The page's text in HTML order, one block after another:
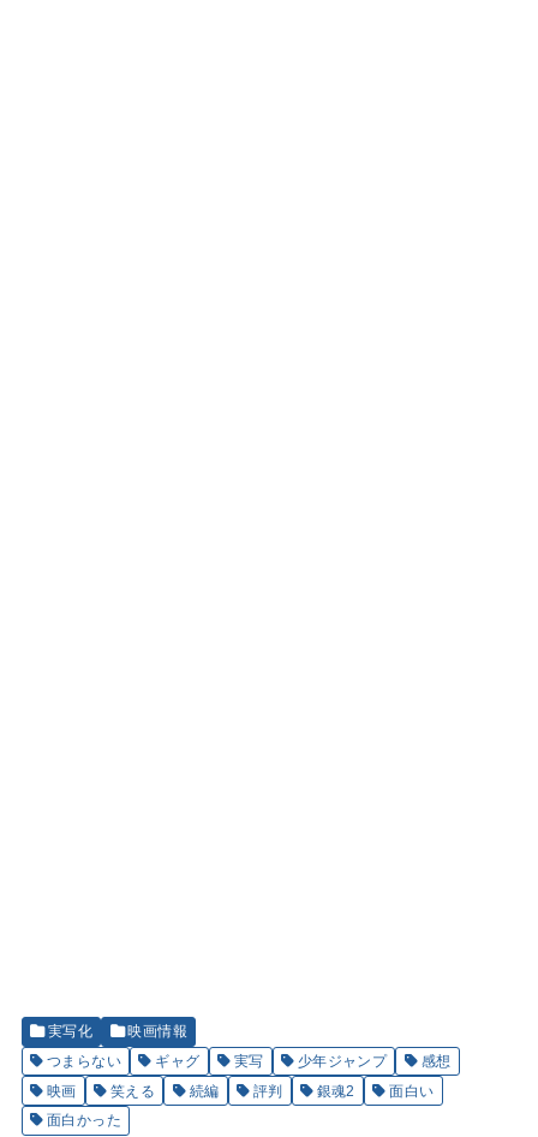
実写化
映画情報
つまらない
ギャグ 実写 少年ジャンプ
感想
映画
笑える 続編 評判 銀魂2
面白い
面白かった